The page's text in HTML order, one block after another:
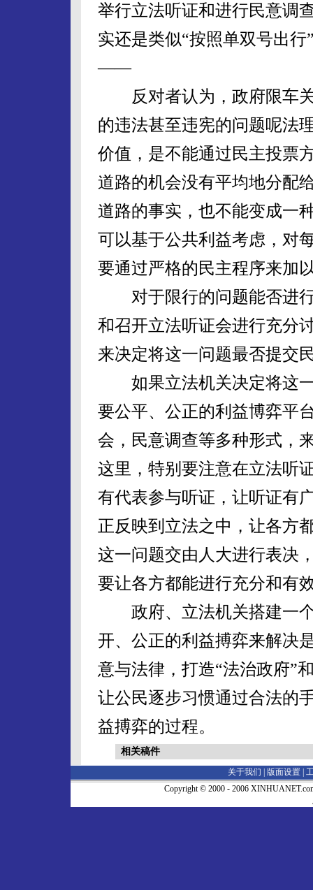
举行立法听证和进行民意调
实还是类似“按照单双号出
——
反对者认为，政府限车关
的违法甚至违宪的问题呢法
价值，是不能通过民主投票
道路的机会没有平均地分配
道路的事实，也不能变成一
可以基于公共利益考虑，对
要通过严格的民主程序来加
对于限行的问题能否进行
和召开立法听证会进行充分
来决定将这一问题最否提交
如果立法机关决定将这一
要公平、公正的利益博弈平
会，民意调查等多种形式，
这里，特别要注意在立法听
有代表参与听证，让听证有
正反映到立法之中，让各方
这一问题交由人大进行表决
要让各方都能进行充分和有
政府、立法机关搭建一个
开、公正的利益搏弈来解决
意与法律，打造“法治政府”
让公民逐步习惯通过合法的
益搏弈的过程。
相关稿件
关于我们 | 版面设置
Copyright © 2000 - 2006